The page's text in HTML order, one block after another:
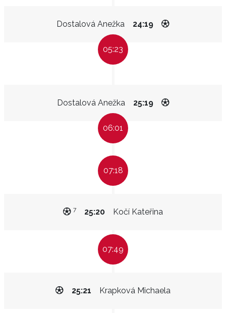
Dostalová Anežka 24:19
05:23
Dostalová Anežka 25:19
06:01
07:18
Kočí Kateřina
25:20
7
07:49
Krapková Michaela
25:21